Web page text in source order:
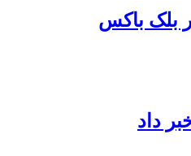
بلک باکس
داد